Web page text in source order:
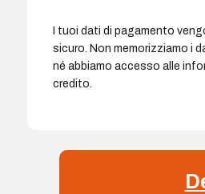
I tuoi dati di pagamento
sicuro. Non memorizziamo i
né abbiamo accesso alle
credito.